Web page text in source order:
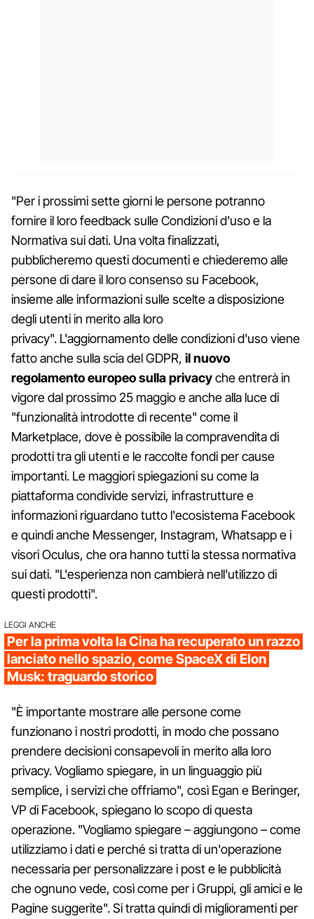
"Per i prossimi sette giorni le persone potranno
fornire il loro feedback sulle Condizioni d'uso e la
Normativa sui dati. Una volta finalizzati,
pubblicheremo questi documenti e chiederemo alle
persone di dare il loro consenso su Facebook,
insieme alle informazioni sulle scelte a disposizione
degli utenti in merito alla loro
privacy". L'aggiornamento delle condizioni d'uso viene
fatto anche sulla scia del GDPR, il nuovo
regolamento europeo sulla privacyche entrerà in
vigore dal prossimo 25 maggio e anche alla luce di
"funzionalità introdotte di recente" come il
Marketplace, dove è possibile la compravendita di
prodotti tra gli utenti e le raccolte fondi per cause
importanti. Le maggiori spiegazioni su come la
piattaforma condivide servizi, infrastrutture e
informazioni riguardano tutto l'ecosistema Facebook
e quindi anche Messenger, Instagram, Whatsapp e i
visori Oculus, che ora hanno tutti la stessa normativa
sui dati. "L'esperienza non cambierà nell'utilizzo di
questi prodotti".
LEGGI ANCHE
Per la prima volta la Cina ha recuperato un razzo
lanciato nello spazio, come SpaceX di Elon
Musk: traguardo storico
"È importante mostrare alle persone come
funzionano i nostri prodotti, in modo che possano
prendere decisioni consapevoli in merito alla loro
privacy. Vogliamo spiegare, in un linguaggio più
semplice, i servizi che offriamo", così Egan e Beringer,
VP di Facebook, spiegano lo scopo di questa
operazione. "Vogliamo spiegare – aggiungono – come
utilizziamo i dati e perché si tratta di un'operazione
necessaria per personalizzare i post e le pubblicità
che ognuno vede, così come per i Gruppi, gli amici e le
Pagine suggerite". Si tratta quindi di miglioramenti per